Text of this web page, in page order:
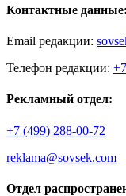
Контактные данные:
Email редакции:
Телефон редакции:
Рекламный отдел:
+7 (499) 288-00-72
reklama@sovsek.com
Отдел